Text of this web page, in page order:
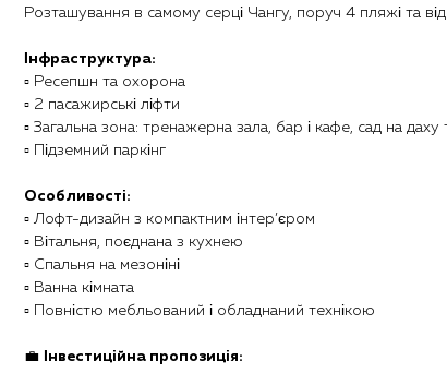
Розташування в самому серці Чангу, поруч 4 пляжі та
Інфраструктура:
▫️ Ресепшн та охорона
▫️ 2 пасажирські ліфти
▫️ Загальна зона: тренажерна зала, бар і кафе, сад на даху
▫️ Підземний паркінг
Особливості:
▫️ Лофт-дизайн з компактним інтер’єром
▫️ Вітальня, поєднана з кухнею
▫️ Спальня на мезоніні
▫️ Ванна кімната
▫️ Повністю мебльований і обладнаний технікою
💼 Інвестиційна пропозиція: